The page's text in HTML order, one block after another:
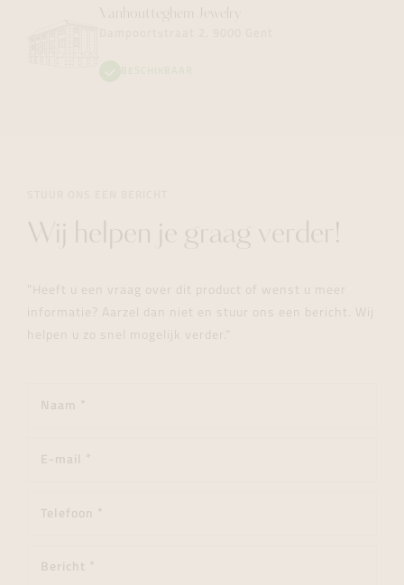
Vanhoutteghem Jewelry
Wij helpen je graag verder!
"Heeft u een vraag over dit product of wenst u meer
informatie? Aarzel dan niet en stuur ons een bericht. Wij
helpen u zo snel mogelijk verder."